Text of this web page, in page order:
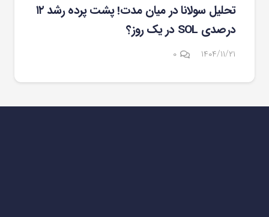
تحلیل سولانا در میان مدت! پشت پرده رشد ۱۲
درصدی SOL در یک روز؟
۱۴۰۴/۱۱/۲۱ ۰